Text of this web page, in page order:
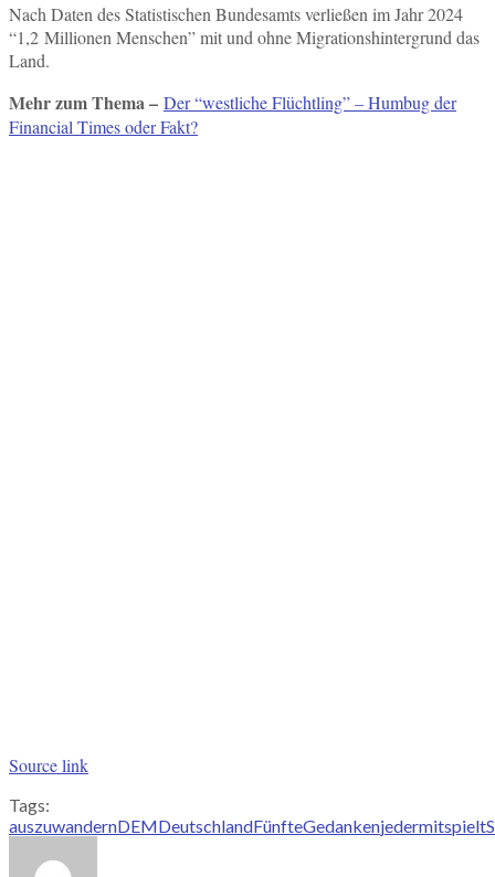
Nach Daten des Statistischen Bundesamts verließen im Jahr 2024
“1,2 Millionen Menschen” mit und ohne Migrationshintergrund das
Land.
Mehr zum Thema – Der “westliche Flüchtling” – Humbug der
Financial Times oder Fakt?
Source link
Tags:
auszuwandernDEMDeutschlandFünfteGedankenjedermitspielt